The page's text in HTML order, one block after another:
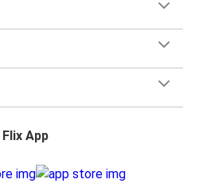
Flix App